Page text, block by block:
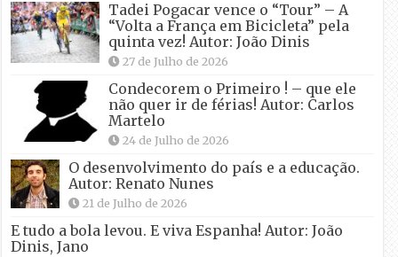
Tadei Pogacar vence o “Tour” – A
“Volta a França em Bicicleta” pela
quinta vez! Autor: João Dinis
27 de Julho de 2026
Condecorem o Primeiro ! – que ele
não quer ir de férias! Autor: Carlos
Martelo
24 de Julho de 2026
O desenvolvimento do país e a educação.
Autor: Renato Nunes
21 de Julho de 2026
E tudo a bola levou. E viva Espanha! Autor: João
Dinis, Jano